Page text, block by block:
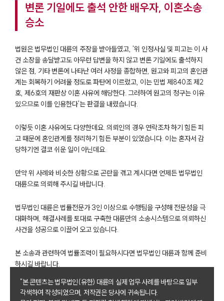
부소개
부소개
대륜의 강점
오시는 길
고객의 소리
통합검색
AI대륜
업무사례
사례분석/최신동향
이혼 법률정보
법률지식인
이혼소송·상담후기
업무분야
업무
변론 기일에도 출석 안한 배우자, 이혼소송
승소
법원은 법무법인 대륜의 주장을 받아들였고, '위 인정사실 및 피고는 이 사
건 소장을 송달받고도 아무런 답변을 하지 않고 변론 기일에도 출석하지
않은 점, 기타 변론에 나타난 여러 사정을 종합하면, 원고와 피고의 혼인관
계는 회복하기 어려울 정도로 파탄에 이르렀고, 이는 민법 제840조 제2
호, 제6호의 재판상 이혼 사유에 해당한다. 그러하여 원고의 청구는 이유
있으므로 이를 인용한다'는 판결을 내렸습니다.
이렇듯 이혼 사유에도 다양한데요. 의뢰인의 경우 연락조차 하기 힘든 피
고 때문에 혼인관계를 정리하기 힘든 부분이 있었습니다. 이는 혼자서 감
당하기엔 결코 쉬운 일이 아닌데요.
만약 위 사례와 비슷한 상황으로 곤란을 겪고 계시다면 언제든 법무법인
대륜으로 의뢰해 주시길 바랍니다.
법무법인 대륜은 법률전문가 3인 이상으로 수행팀을 구성해 전문성을 극
대화하며, 해결사례를 토대로 구축한 대륜만의 소송시스템으로 의뢰하신
사건을 성공으로 이끌어 오고 있습니다.
본 소송과 관련하여 법률조력이 필요하시다면 법무법인 대륜과 함께 준비
하시길 바랍니다.
"본 콘텐츠는 법무법인(유한) 대륜의 실제 업무 사례를 바탕으로 일부
각색하여 작성되었으며, 저작권은 당사에 귀속됩니다.